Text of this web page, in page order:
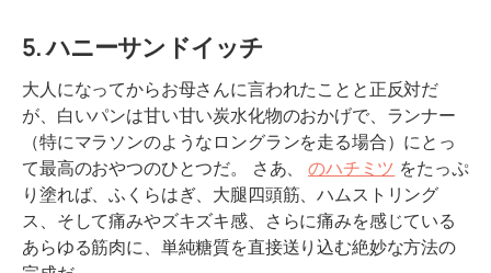
5.ハニーサンドイッチ
大人になってからお母さんに言われたことと正反対だ
が、白いパンは甘い甘い炭水化物のおかげで、ランナー
（特にマラソンのようなロングランを走る場合）にとっ
て最高のおやつのひとつだ。 さあ、のハチミツ をたっぷ
り塗れば、ふくらはぎ、大腿四頭筋、ハムストリング
ス、そして痛みやズキズキ感、さらに痛みを感じている
あらゆる筋肉に、単純糖質を直接送り込む絶妙な方法の